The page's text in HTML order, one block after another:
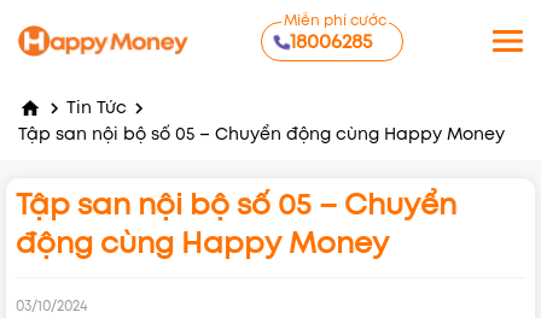
Miễn phí cước
18006285
Tin Tức
Tập san nội bộ số 05 – Chuyển động cùng Happy Money
Tập san nội bộ số 05 – Chuyển
động cùng Happy Money
03/10/2024